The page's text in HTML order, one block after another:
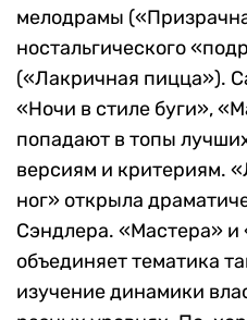
мелодрамы
ностальгического
(«Лакричная пицца»).
«Ночи в стиле буги»,
попадают в топы
версиям и критериям.
ног» открыла
Сэндлера. «Мастера»
объединяет тематика
изучение динамики